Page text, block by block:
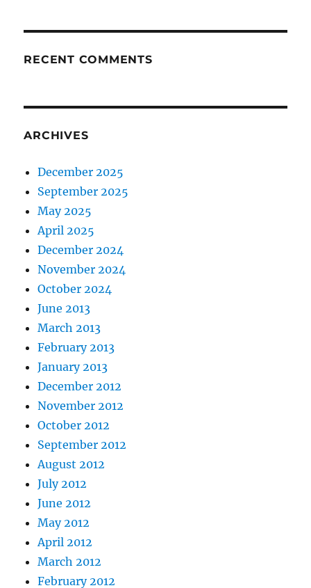
RECENT COMMENTS
ARCHIVES
December 2025
September 2025
May 2025
April 2025
December 2024
November 2024
October 2024
June 2013
March 2013
February 2013
January 2013
December 2012
November 2012
October 2012
September 2012
August 2012
July 2012
June 2012
May 2012
April 2012
March 2012
February 2012